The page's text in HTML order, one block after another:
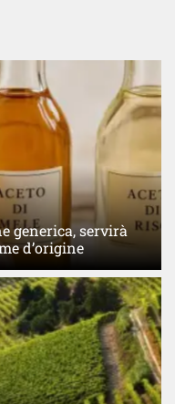
generica, servirà
d’origine